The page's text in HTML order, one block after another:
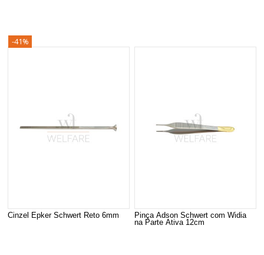
-41%
Cinzel Epker Schwert Reto 6mm
Pinça Adson Schwert com Widia
na Parte Ativa 12cm